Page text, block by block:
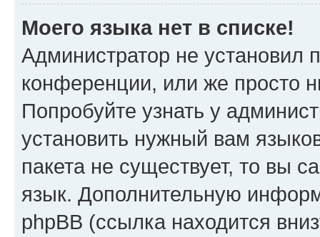
Моего языка нет в списке!
Администратор не установил
конференции, или же просто
Попробуйте узнать у
установить нужный вам
пакета не существует, то вы
язык. Дополнительную
phpBB (ссылка находится